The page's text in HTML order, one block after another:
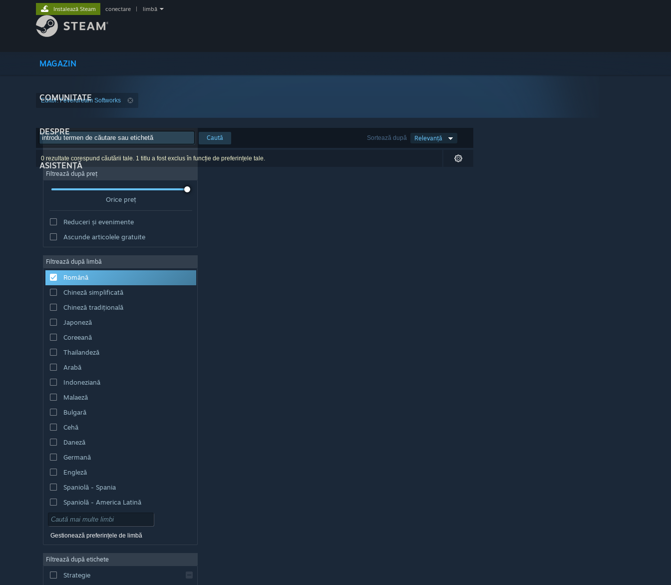
MAGAZIN
COMUNITATE
DESPRE
ASISTENȚĂ
Instalează Steam conectare limbă
Editor: Feverdream Softworks
Sortează după Relevanță
Caută
0 rezultate corespund căutării tale. 1 titlu a fost exclus în funcție de preferințele tale.
Filtrează după preț
Orice preț
Reduceri și evenimente
Ascunde articolele gratuite
Filtrează după limbă
Română
Chineză simplificată
Chineză tradițională
Japoneză
Coreeană
Thailandeză
Arabă
Indoneziană
Malaeză
Bulgară
Cehă
Daneză
Germană
Engleză
Spaniolă - Spania
Spaniolă - America Latină
Gestionează preferințele de limbă
Filtrează după etichete
Strategie